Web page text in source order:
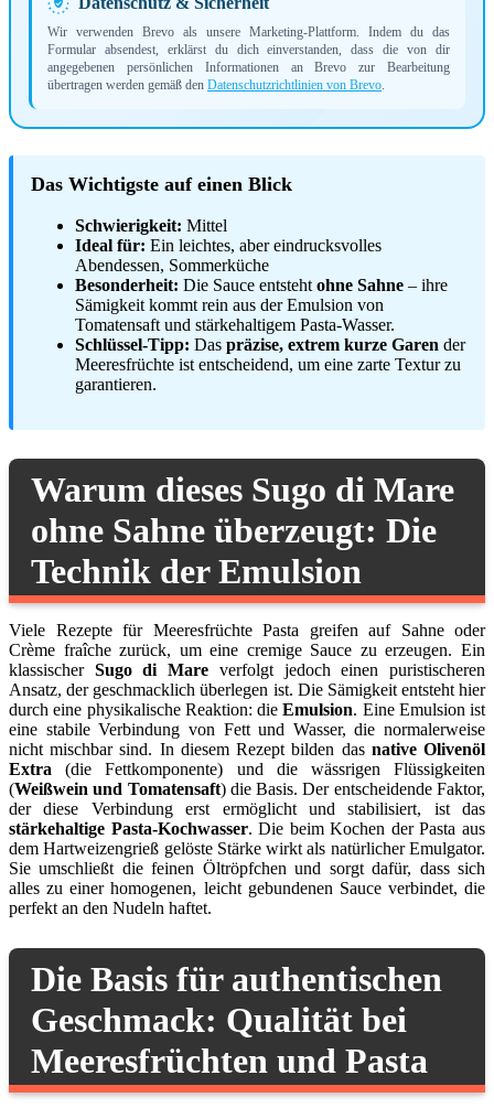
Wir verwenden Brevo als unsere Marketing-Plattform. Indem du das
Formular absendest, erklärst du dich einverstanden, dass die von dir
angegebenen persönlichen Informationen an Brevo zur Bearbeitung
übertragen werden gemäß den Datenschutzrichtlinien von Brevo
Das Wichtigste auf einen Blick
Schwierigkeit: Mittel
Ideal für: Ein leichtes, aber eindrucksvolles
Abendessen, Sommerküche
Besonderheit: Die Sauce entsteht ohne Sahne – ihre
Sämigkeit kommt rein aus der Emulsion von
Tomatensaft und stärkehaltigem Pasta-Wasser.
Schlüssel-Tipp: Das präzise, extrem kurze Garen der
Meeresfrüchte ist entscheidend, um eine zarte Textur zu
garantieren.
Warum dieses Sugo di Mare
ohne Sahne überzeugt: Die
Technik der Emulsion
Viele Rezepte für Meeresfrüchte Pasta greifen auf Sahne oder
Crème fraîche zurück, um eine cremige Sauce zu erzeugen. Ein
klassischer Sugo di Mare verfolgt jedoch einen puristischeren
Ansatz, der geschmacklich überlegen ist. Die Sämigkeit entsteht hier
durch eine physikalische Reaktion: dieEmulsion. Eine Emulsion ist
eine stabile Verbindung von Fett und Wasser, die normalerweise
nicht mischbar sind. In diesem Rezept bilden das native Olivenöl
Extra (die Fettkomponente) und die wässrigen Flüssigkeiten
(Weißwein und Tomatensaft) die Basis. Der entscheidende Faktor,
der diese Verbindung erst ermöglicht und stabilisiert, ist das
stärkehaltige Pasta-Kochwasser. Die beim Kochen der Pasta aus
dem Hartweizengrieß gelöste Stärke wirkt als natürlicher Emulgator.
Sie umschließt die feinen Öltröpfchen und sorgt dafür, dass sich
alles zu einer homogenen, leicht gebundenen Sauce verbindet, die
perfekt an den Nudeln haftet.
Die Basis für authentischen
Geschmack: Qualität bei
Meeresfrüchten und Pasta